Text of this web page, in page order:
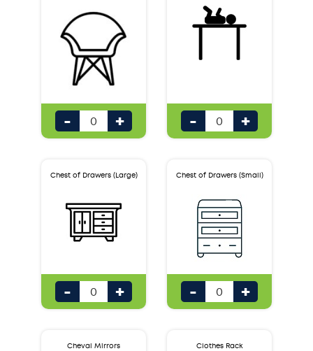
- + - +
Chest of Drawers (Large)
- +
Chest of Drawers (Small)
- +
Cheval Mirrors Clothes Rack